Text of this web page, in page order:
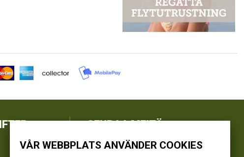
VÅR WEBBPLATS ANVÄNDER COOKIES
SEURAA MEITÄ
@kivikangaskalastus